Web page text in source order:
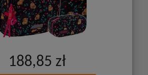
188,85 zł